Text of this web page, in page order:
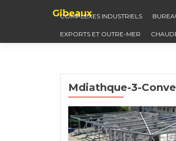
Gibeaux
COMPLEXES INDUSTRIELS
EXPORTS ET OUTRE-MER
Mdiathque-3-